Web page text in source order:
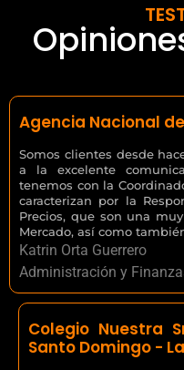
Agencia Nacional
Somos clientes desde
a la excelente
tenemos con la
caracterizan por la
Precios, que son una
Mercado, así como
Katrin Orta Guerrero
Administración y
Colegio Nuestra
Santo Domingo -